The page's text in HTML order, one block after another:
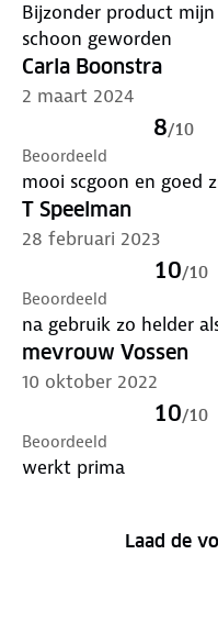
Bijzonder product mijn auto ruiten binnen zijn echt
schoon geworden
Carla Boonstra
2 maart 2024
8/10
Beoordeeld
mooi scgoon en goed
T Speelman
28 februari 2023
10/10
Beoordeeld
na gebruik zo helder
mevrouw Vossen
10 oktober 2022
10/10
Beoordeeld
werkt prima
Laad de